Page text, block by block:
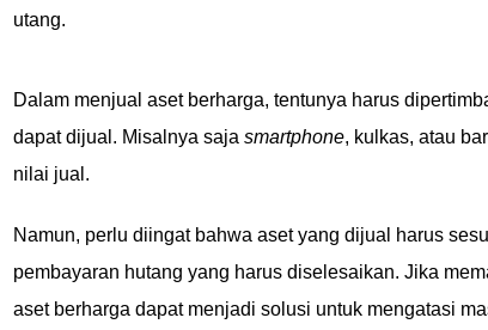
utang.
Dalam menjual aset berharga, tentunya harus
dapat dijual. Misalnya saja smartphone, kulkas, atau
nilai jual.
Namun, perlu diingat bahwa aset yang dijual harus
pembayaran hutang yang harus diselesaikan. Jika
aset berharga dapat menjadi solusi untuk mengatasi